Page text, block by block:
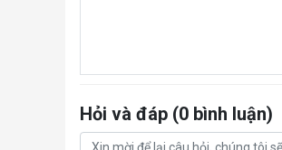
Hỏi và đáp (0 bình luận)